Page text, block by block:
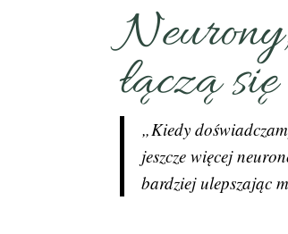
łączą
„Kiedy
jeszcze więcej
bardziej ulepszając